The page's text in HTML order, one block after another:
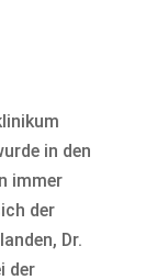
in den
immer
der
Dr.
der